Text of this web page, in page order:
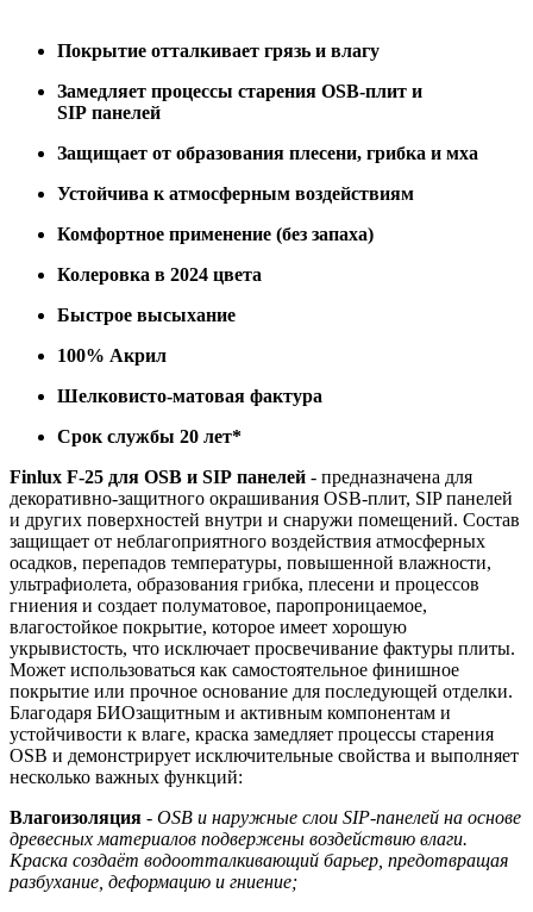
Покрытие отталкивает грязь и влагу
Замедляет процессы старения OSB-плит и
SIP панелей
Защищает от образования плесени, грибка и мха
Устойчива к атмосферным воздействиям
Комфортное применение (без запаха)
Колеровка в 2024 цвета
Быстрое высыхание
100% Акрил
Шелковисто-матовая фактура
Срок службы 20 лет*
Finlux F-25 для OSB и SIP панелей - предназначена для
декоративно-защитного окрашивания OSB-плит, SIP панелей
и других поверхностей внутри и снаружи помещений. Состав
защищает от неблагоприятного воздействия атмосферных
осадков, перепадов температуры, повышенной влажности,
ультрафиолета, образования грибка, плесени и процессов
гниения и создает полуматовое, паропроницаемое,
влагостойкое покрытие, которое имеет хорошую
укрывистость, что исключает просвечивание фактуры плиты.
Может использоваться как самостоятельное финишное
покрытие или прочное основание для последующей отделки.
Благодаря БИОзащитным и активным компонентам и
устойчивости к влаге, краска замедляет процессы старения
OSB и демонстрирует исключительные свойства и выполняет
несколько важных функций:
Влагоизоляция - OSB и наружные слои SIP-панелей на основе
древесных материалов подвержены воздействию влаги.
Краска создаёт водоотталкивающий барьер, предотвращая
разбухание, деформацию и гниение;